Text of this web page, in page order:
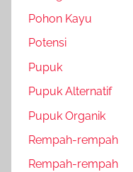
Pohon Kayu
Potensi
Pupuk
Pupuk Alternatif
Pupuk Organik
Rempah-rempah
Rempah-rempah